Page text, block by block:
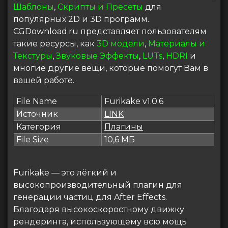
Шаблоны, Скрипты и Пресеты для
популярных 2D и 3D программ.
CGDownload.ru представляет пользователям
такие ресурсы, как 3D модели, Материалы и
Текстуры,Звуковые Эффекты, LUTs, HDRI и
многие другие вещи, которые помогут Вам в
вашей работе.
File Name
Furikake v1.0.6
Источник
LINK
Категория
Плагины
File Size
10,6 МБ
Furikake — это лёгкий и
высокопроизводительный плагин для
генерации частиц для After Effects.
Благодаря высокоскоростному движку
рендеринга, использующему всю мощь